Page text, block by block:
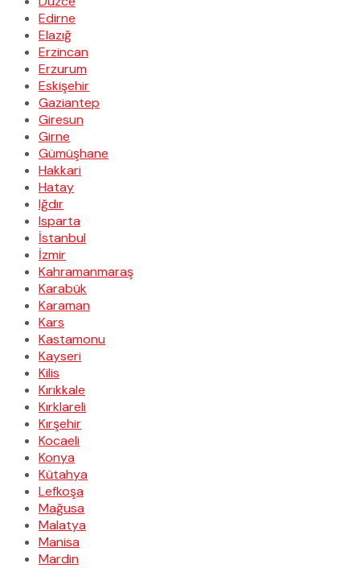
Edirne
Elazığ
Erzincan
Erzurum
Eskişehir
Gaziantep
Giresun
Girne
Gümüşhane
Hakkari
Hatay
Iğdır
Isparta
İstanbul
İzmir
Kahramanmaraş
Karabük
Karaman
Kars
Kastamonu
Kayseri
Kilis
Kırıkkale
Kırklareli
Kırşehir
Kocaeli
Konya
Kütahya
Lefkoşa
Mağusa
Malatya
Manisa
Mardin